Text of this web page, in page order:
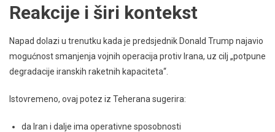
Reakcije i širi kontekst
Napad dolazi u trenutku kada je predsjednik Donald Trump najavio
mogućnost smanjenja vojnih operacija protiv Irana, uz cilj „potpune
degradacije iranskih raketnih kapaciteta“.
Istovremeno, ovaj potez iz Teherana sugerira:
da Iran i dalje ima operativne sposobnosti